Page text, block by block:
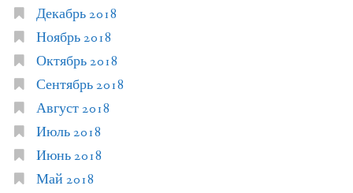
Декабрь 2018
Ноябрь 2018
Октябрь 2018
Сентябрь 2018
Август 2018
Июль 2018
Июнь 2018
Май 2018